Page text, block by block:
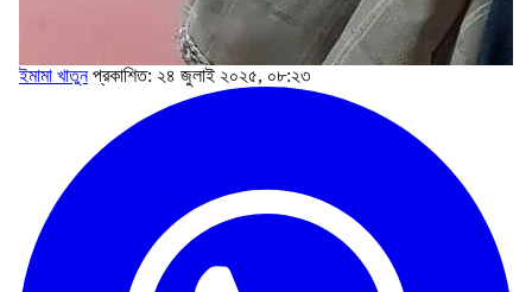
ইমামা খাতুন প্রকাশিত: ২৪ জুলাই ২০২৫, ০৮:২৩